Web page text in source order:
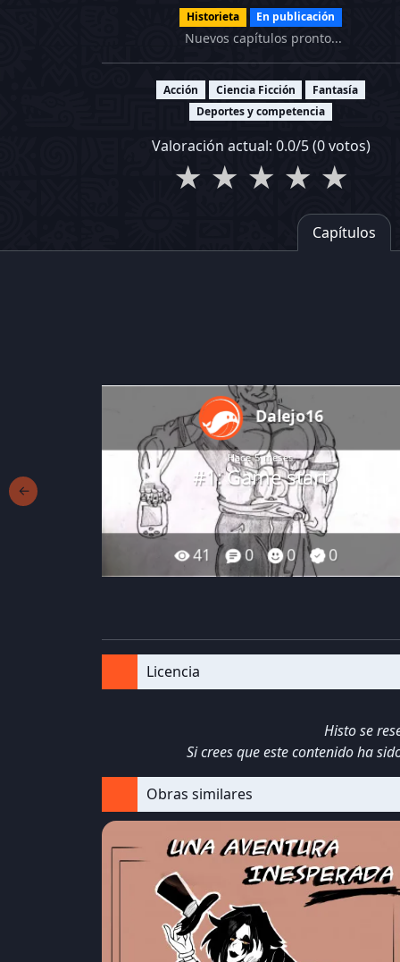
Historieta En publicación
Nuevos capítulos pronto...
Acción Ciencia Ficción
Fantasía
Deportes y competencia
Valoración actual: 0.0/5 (0votos)
★ ★ ★ ★ ★
Capítulos
←
Dalejo16
Hace 5 meses
#1: Game start
41 0 0 0
Licencia
Histo se
Si crees que este contenido ha
Obras similares